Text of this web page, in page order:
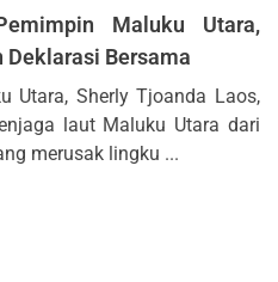
Maluku Utara,
Deklarasi Bersama
Utara, Sherly Tjoanda Laos,
laut Maluku Utara dari
merusak lingku ...